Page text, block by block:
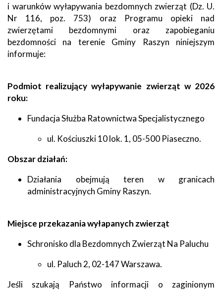
i warunków wyłapywania bezdomnych zwierząt (Dz. U.
Nr 116, poz. 753) oraz Programu opieki nad
zwierzętami bezdomnymi oraz zapobieganiu
bezdomności na terenie Gminy Raszyn niniejszym
informuje:
Podmiot realizujący wyłapywanie zwierząt w 2026
roku:
Fundacja Służba Ratownictwa Specjalistycznego
ul. Kościuszki 10 lok. 1, 05-500 Piaseczno.
Obszar działań:
Działania obejmują teren w granicach
administracyjnych Gminy Raszyn.
Miejsce przekazania wyłapanych zwierząt
Schronisko dla Bezdomnych Zwierząt Na Paluchu
ul. Paluch 2, 02-147 Warszawa.
Jeśli szukają Państwo informacji o zaginionym